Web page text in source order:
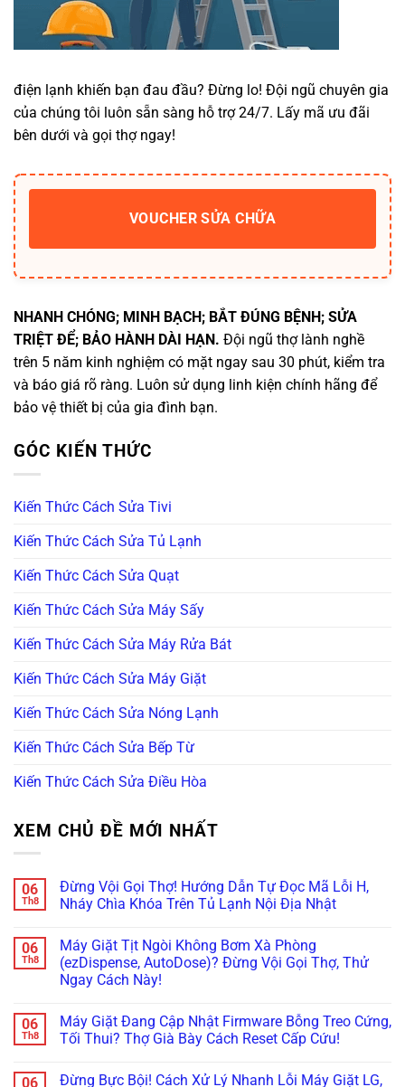
điện lạnh khiến bạn đau đầu? Đừng lo! Đội ngũ chuyên gia
của chúng tôi luôn sẵn sàng hỗ trợ 24/7. Lấy mã ưu đãi
bên dưới và gọi thợ ngay!
VOUCHER SỬA CHỮA
NHANH CHÓNG; MINH BẠCH; BẮT ĐÚNG BỆNH; SỬA
TRIỆT ĐỂ; BẢO HÀNH DÀI HẠN. Đội ngũ thợ lành nghề
trên 5 năm kinh nghiệm có mặt ngay sau 30 phút, kiểm tra
và báo giá rõ ràng. Luôn sử dụng linh kiện chính hãng để
bảo vệ thiết bị của gia đình bạn.
GÓC KIẾN THỨC
Kiến Thức Cách Sửa Tivi
Kiến Thức Cách Sửa Tủ Lạnh
Kiến Thức Cách Sửa Quạt
Kiến Thức Cách Sửa Máy Sấy
Kiến Thức Cách Sửa Máy Rửa Bát
Kiến Thức Cách Sửa Máy Giặt
Kiến Thức Cách Sửa Nóng Lạnh
Kiến Thức Cách Sửa Bếp Từ
Kiến Thức Cách Sửa Điều Hòa
XEM CHỦ ĐỀ MỚI NHẤT
06
Th8
Đừng Vội Gọi Thợ! Hướng Dẫn Tự Đọc Mã Lỗi H,
Nháy Chìa Khóa Trên Tủ Lạnh Nội Địa Nhật
bình
luận
ở
Đừng
Thợ!
Hướng
Dẫn
Mã
06
Th8
Máy Giặt Tịt Ngòi Không Bơm Xà Phòng
(ezDispense, AutoDose)? Đừng Vội Gọi Thợ, Thử
Ngay Cách Này!
bình
luận
Tịt
06
Th8
Máy Giặt Đang Cập Nhật Firmware Bỗng Treo Cứng,
Tối Thui? Thợ Già Bày Cách Reset Cấp Cứu!
bình
06 Đừng Bực Bội! Cách Xử Lý Nhanh Lỗi Máy Giặt LG,